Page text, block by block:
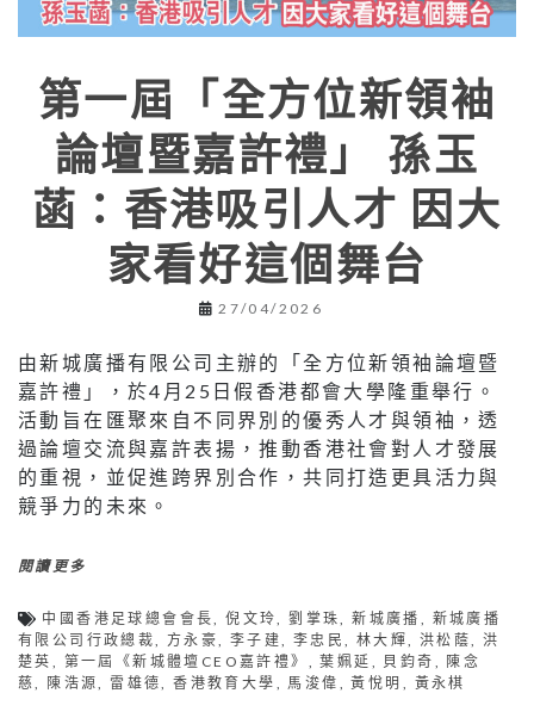
第一屆「全方位新領袖
論壇暨嘉許禮」 孫玉
菡：香港吸引人才 因大
家看好這個舞台
27/04/2026
由新城廣播有限公司主辦的「全方位新領袖論壇暨
嘉許禮」，於4月25日假香港都會大學隆重舉行。
活動旨在匯聚來自不同界別的優秀人才與領袖，透
過論壇交流與嘉許表揚，推動香港社會對人才發展
的重視，並促進跨界別合作，共同打造更具活力與
競爭力的未來。
閱讀更多
中國香港足球總會會長,倪文玲,劉掌珠,新城廣播 , 新城廣播
有限公司行政總裁,方永豪,李子建,李忠民,林大輝,洪松蔭,洪
楚英 , 第一屆《新城體壇CEO嘉許禮》 ,葉姵延 , 貝鈞奇 , 陳念
慈, 陳浩源, 雷雄德,香港教育大學 , 馬浚偉 ,黃悅明 , 黃永棋